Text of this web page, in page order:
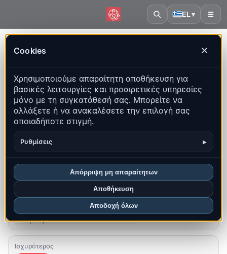
EL▾ ☰
Cookies ✕
Χρησιμοποιούμε απαραίτητη αποθήκευση για
βασικές λειτουργίες και προαιρετικές υπηρεσίες
μόνο με τη συγκατάθεσή σας. Μπορείτε να
αλλάξετε ή να ανακαλέσετε την επιλογή σας
οποιαδήποτε στιγμή.
Ρυθμίσεις ▸
Απόρριψη μη απαραίτητων
Αποθήκευση
Αποδοχή όλων
Ζωντανός χάρτης, στατιστικά και πρόσφατα γεγονότα
Άνοιγμα ιστορικού χάρτη
Τα πιο πρόσφατα σε αυτή τη χώρα
Επισκόπηση
Κορυφαίες περιοχές Συχνές ερωτήσεις
Σεισμοί αυτόν τον μήνα
0
Πιο πρόσφατο UTC: 2026-06-22 19:27:03
Ισχυρότερος